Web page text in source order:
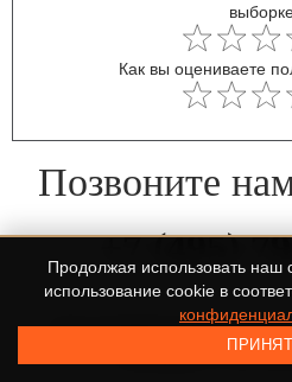
Как вы оцениваете
Позвоните
+7 (495)
ИЛИ УКАЖИТЕ НОМЕР
МЕНЕДЖЕР САМ
Продолжая использовать наш
использование cookie в